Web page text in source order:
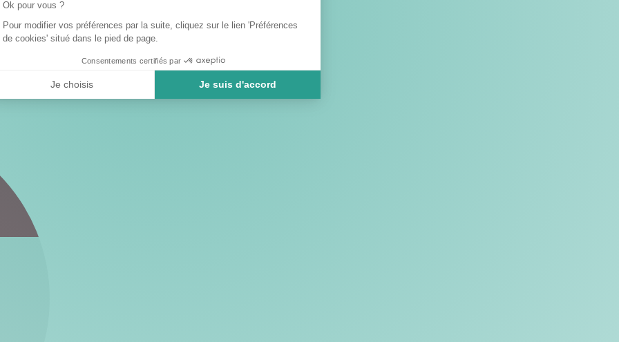
Ok pour vous ?
Pour modifier vos préférences par la suite, cliquez sur le lien 'Préférences
de cookies' situé dans le pied de page.
Consentements certifiés par
Je choisis Je suis d'accord